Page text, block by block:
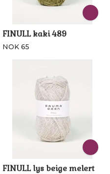
FINULL kaki 489
NOK 65
FINULL lys beige melert